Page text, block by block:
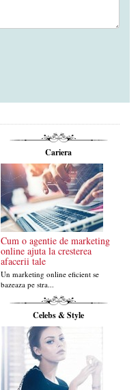
Cariera
Cum o agentie de marketing
online ajuta la cresterea
afacerii tale
Un marketing online eficient se
bazeaza pe stra...
Celebs & Style